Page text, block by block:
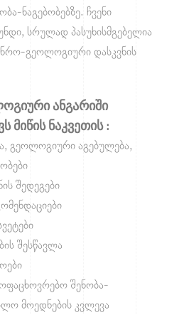
ნაგებობებზე. ჩვენი
სრულად პასუხისმგებელია
გეოლოგიური დასკვნის
ანგარიში
მიწის ნაკვეთის :
გეოლოგიური აგებულება,
შედეგები
შესწავლა
შენობა-
მოედნების კვლევა